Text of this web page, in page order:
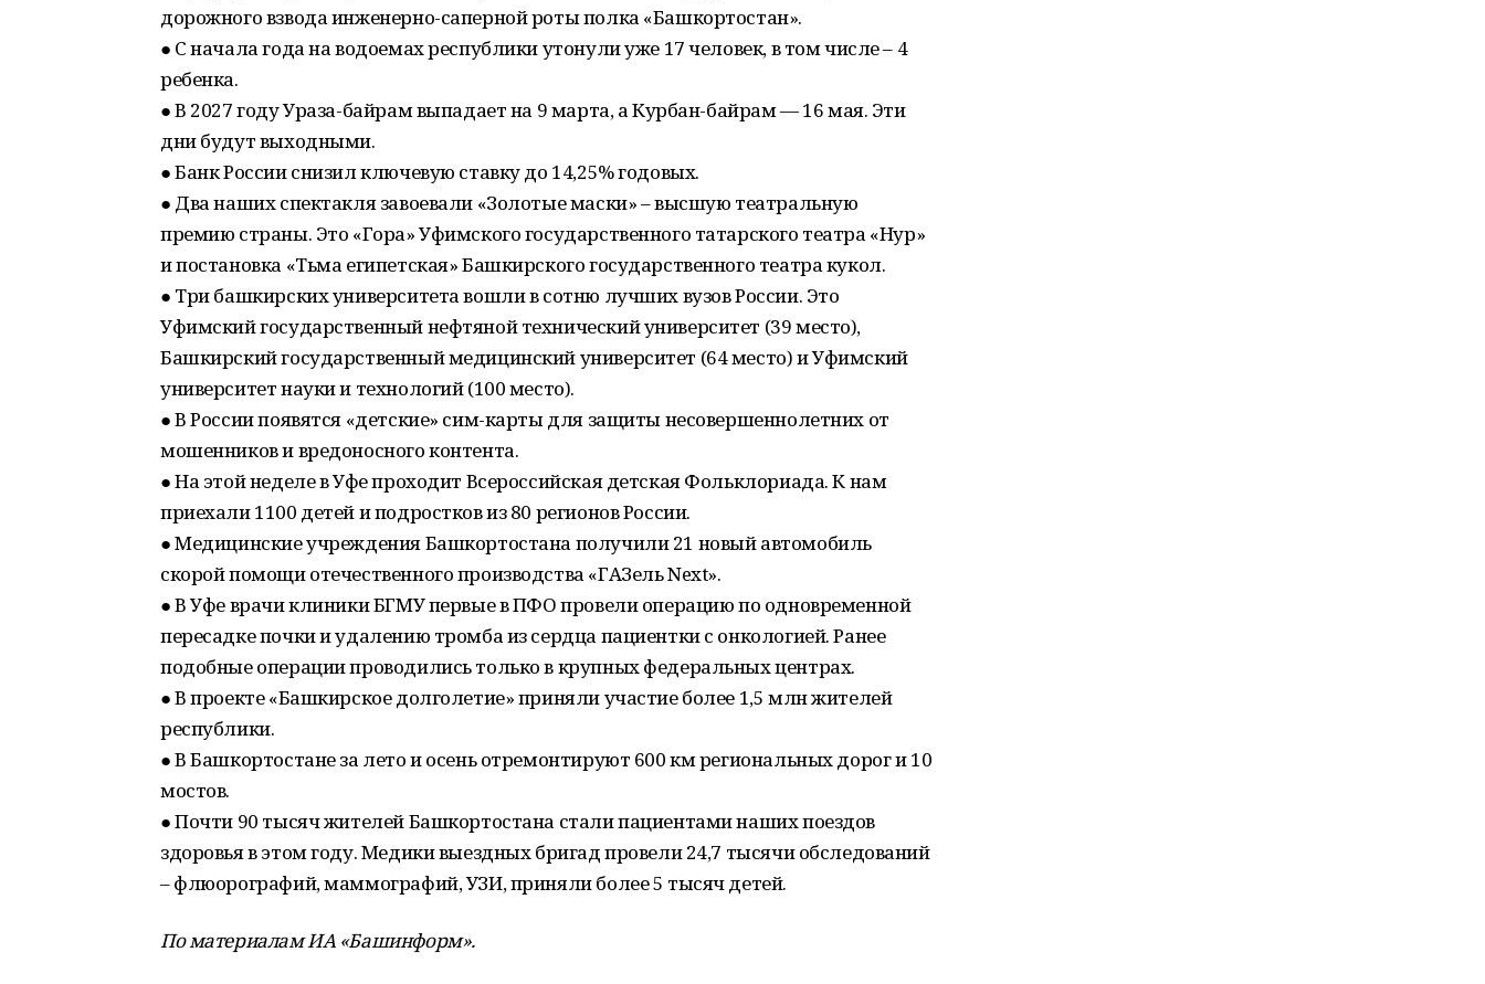
дорожного взвода инженерно-саперной роты полка «Башкортостан».
● С начала года на водоемах республики утонули уже 17 человек, в том числе – 4
ребенка.
● В 2027 году Ураза-байрам выпадает на 9 марта, а Курбан-байрам — 16 мая. Эти
дни будут выходными.
● Банк России снизил ключевую ставку до 14,25% годовых.
● Два наших спектакля завоевали «Золотые маски» – высшую театральную
премию страны. Это «Гора» Уфимского государственного татарского театра «Нур»
и постановка «Тьма египетская» Башкирского государственного театра кукол.
● Три башкирских университета вошли в сотню лучших вузов России. Это
Уфимский государственный нефтяной технический университет (39 место),
Башкирский государственный медицинский университет (64 место) и Уфимский
университет науки и технологий (100 место).
● В России появятся «детские» сим-карты для защиты несовершеннолетних от
мошенников и вредоносного контента.
● На этой неделе в Уфе проходит Всероссийская детская Фольклориада. К нам
приехали 1100 детей и подростков из 80 регионов России.
● Медицинские учреждения Башкортостана получили 21 новый автомобиль
скорой помощи отечественного производства «ГАЗель Next».
● В Уфе врачи клиники БГМУ первые в ПФО провели операцию по одновременной
пересадке почки и удалению тромба из сердца пациентки с онкологией. Ранее
подобные операции проводились только в крупных федеральных центрах.
● В проекте «Башкирское долголетие» приняли участие более 1,5 млн жителей
республики.
● В Башкортостане за лето и осень отремонтируют 600 км региональных дорог и 10
мостов.
● Почти 90 тысяч жителей Башкортостана стали пациентами наших поездов
здоровья в этом году. Медики выездных бригад провели 24,7 тысячи обследований
– флюорографий, маммографий, УЗИ, приняли более 5 тысяч детей.
По материалам ИА «Башинформ».